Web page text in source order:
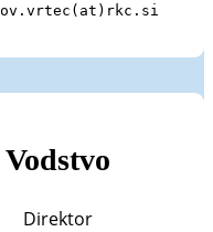
Vodstvo
Direktor